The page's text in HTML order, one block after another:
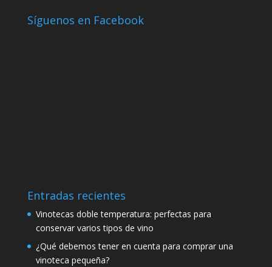
Síguenos en Facebook
Entradas recientes
Vinotecas doble temperatura: perfectas para
conservar varios tipos de vino
¿Qué debemos tener en cuenta para comprar una
vinoteca pequeña?